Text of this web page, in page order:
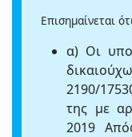
Επισημαίνεται
α) Οι
2190/
της με
2019